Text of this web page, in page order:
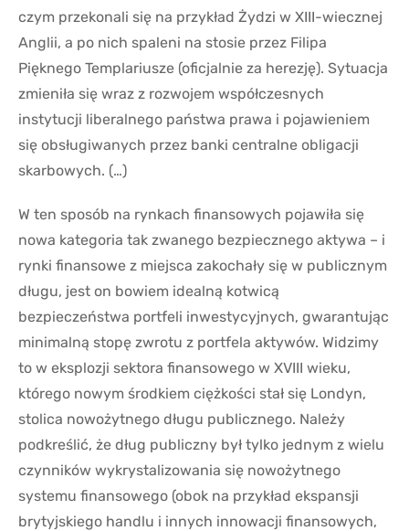
czym przekonali się na przykład Żydzi w XIII-wiecznej
Anglii, a po nich spaleni na stosie przez Filipa
Pięknego Templariusze (oficjalnie za herezję). Sytuacja
zmieniła się wraz z rozwojem współczesnych
instytucji liberalnego państwa prawa i pojawieniem
się obsługiwanych przez banki centralne obligacji
skarbowych. (…)
W ten sposób na rynkach finansowych pojawiła się
nowa kategoria tak zwanego bezpiecznego aktywa – i
rynki finansowe z miejsca zakochały się w publicznym
długu, jest on bowiem idealną kotwicą
bezpieczeństwa portfeli inwestycyjnych, gwarantując
minimalną stopę zwrotu z portfela aktywów. Widzimy
to w eksplozji sektora finansowego w XVIII wieku,
którego nowym środkiem ciężkości stał się Londyn,
stolica nowożytnego długu publicznego. Należy
podkreślić, że dług publiczny był tylko jednym z wielu
czynników wykrystalizowania się nowożytnego
systemu finansowego (obok na przykład ekspansji
brytyjskiego handlu i innych innowacji finansowych,